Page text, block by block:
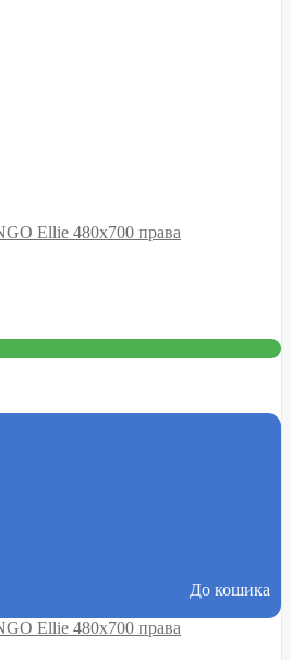
Ellie 480х700 права
До кошика
Ellie 480х700 права